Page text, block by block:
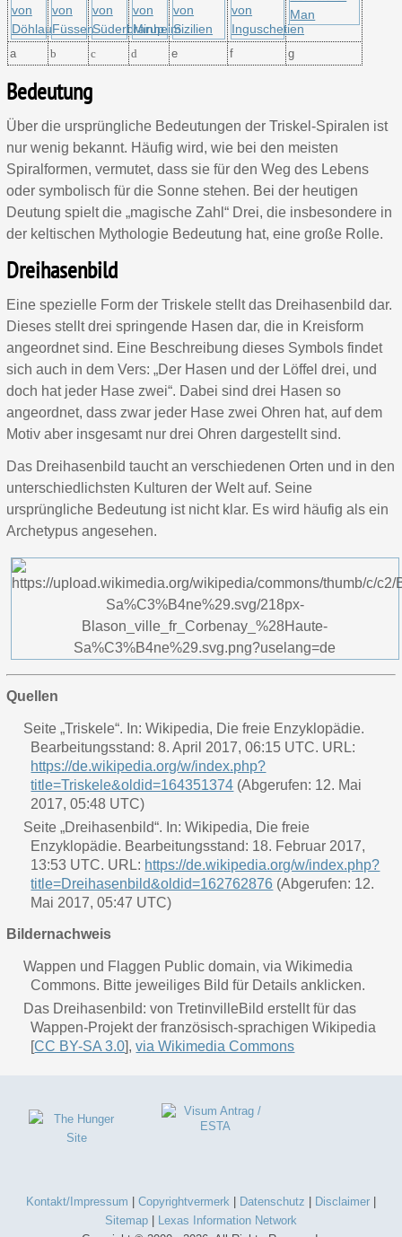
a b c d e f g
Bedeutung
Über die ursprüngliche Bedeutungen der Triskel-Spiralen ist
nur wenig bekannt. Häufig wird, wie bei den meisten
Spiralformen, vermutet, dass sie für den Weg des Lebens
oder symbolisch für die Sonne stehen. Bei der heutigen
Deutung spielt die „magische Zahl“ Drei, die insbesondere in
der keltischen Mythologie Bedeutung hat, eine große Rolle.
Dreihasenbild
Eine spezielle Form der Triskele stellt das Dreihasenbild dar.
Dieses stellt drei springende Hasen dar, die in Kreisform
angeordnet sind. Eine Beschreibung dieses Symbols findet
sich auch in dem Vers: „Der Hasen und der Löffel drei, und
doch hat jeder Hase zwei“. Dabei sind drei Hasen so
angeordnet, dass zwar jeder Hase zwei Ohren hat, auf dem
Motiv aber insgesamt nur drei Ohren dargestellt sind.
Das Dreihasenbild taucht an verschiedenen Orten und in den
unterschiedlichsten Kulturen der Welt auf. Seine
ursprüngliche Bedeutung ist nicht klar. Es wird häufig als ein
Archetypus angesehen.
Quellen
Seite „Triskele“. In: Wikipedia, Die freie Enzyklopädie.
Bearbeitungsstand: 8. April 2017, 06:15 UTC. URL:
https://de.wikipedia.org/w/index.php?
title=Triskele&oldid=164351374 (Abgerufen: 12. Mai
2017, 05:48 UTC)
Seite „Dreihasenbild“. In: Wikipedia, Die freie
Enzyklopädie. Bearbeitungsstand: 18. Februar 2017,
13:53 UTC. URL: https://de.wikipedia.org/w/index.php?
title=Dreihasenbild&oldid=162762876 (Abgerufen: 12.
Mai 2017, 05:47 UTC)
Bildernachweis
Wappen und Flaggen Public domain, via Wikimedia
Commons. Bitte jeweiliges Bild für Details anklicken.
Das Dreihasenbild: von TretinvilleBild erstellt für das
Wappen-Projekt der französisch-sprachigen Wikipedia
[CC BY-SA 3.0],via Wikimedia Commons
Kontakt/Impressum | Copyrightvermerk | Datenschutz | Disclaimer |
Sitemap | Lexas Information Network